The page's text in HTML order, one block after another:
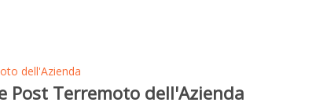
dell'Azienda
Post Terremoto dell'Azienda